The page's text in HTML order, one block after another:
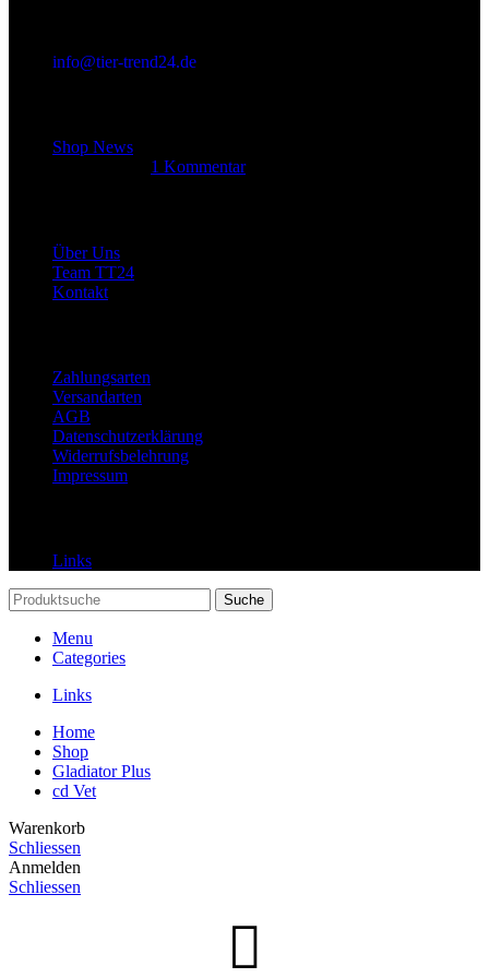
info@tier-trend24.de
Shop News
1 Kommentar
Über Uns
Team TT24
Kontakt
Zahlungsarten
Versandarten
AGB
Datenschutzerklärung
Widerrufsbelehrung
Impressum
Links
Suche
Menu
Categories
Links
Home
Shop
Gladiator Plus
cd Vet
Warenkorb
Schliessen
Anmelden
Schliessen